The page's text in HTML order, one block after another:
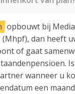
opbouwt bij
(Mhpf), dan heeft
of gaat
wanneer u
een